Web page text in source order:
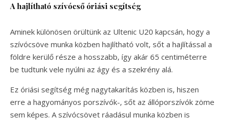
A hajlítható szívócső óriási segítség
Aminek különösen örültünk az Ultenic U20 kapcsán, hogy a
szívócsöve munka közben hajlítható volt, sőt a hajlítással a
földre kerülő része a hosszabb, így akár 65 centiméterre
be tudtunk vele nyúlni az ágy és a szekrény alá.
Ez óriási segítség még nagytakarítás közben is, hiszen
erre a hagyományos porszívók-, sőt az állóporszívók zöme
sem képes. A szívócsövet ráadásul munka közben is